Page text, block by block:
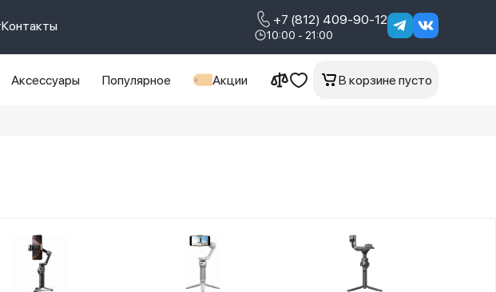
Контакты +7 (812) 409-90-12
10:00 - 21:00
Аксессуары Популярное Акции В корзине пусто